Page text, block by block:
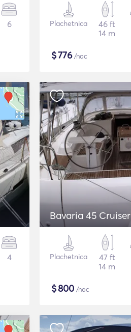
6 Plachetnica
46 ft
14 m
$776/noc
4
Bavaria 45 Cruiser
Plachetnica
47 ft
14 m
$800 /noc